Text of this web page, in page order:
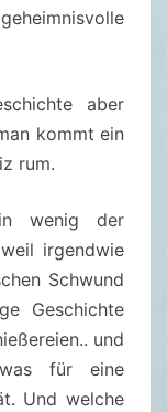
aber
kommt ein
rum.
wenig der
irgendwie
Schwund
Geschichte
und
für eine
Und welche